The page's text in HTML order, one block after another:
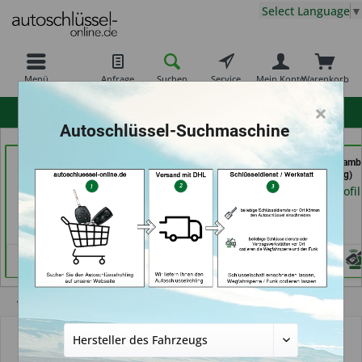
Menü Anfrage Suchen Service Warenkorb
Mein Konto
Select Language ▼
ECU Service (in
Friedberg)
Händlerprofil
Key Tec GmbH (in
Grevenbroich)
Händlerprofil
Autoschlüssel
(in Hamburg)
Händlerprofil
×
Autoschlüssel-Suchmaschine